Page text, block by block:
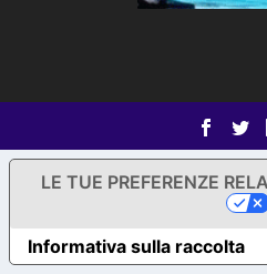
Informativa sulla raccolta
LE TUE PREFERENZE